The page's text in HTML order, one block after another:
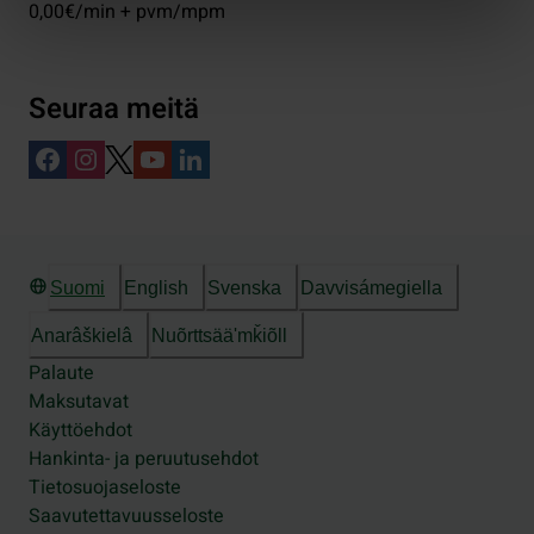
0,00€/min + pvm/mpm
Seuraa meitä
Suomi English Svenska Davvisámegiella
Anarâškielâ Nuõrttsääʹmǩiõll
Palaute
Maksutavat
Käyttöehdot
Hankinta- ja peruutusehdot
Tietosuojaseloste
Saavutettavuusseloste